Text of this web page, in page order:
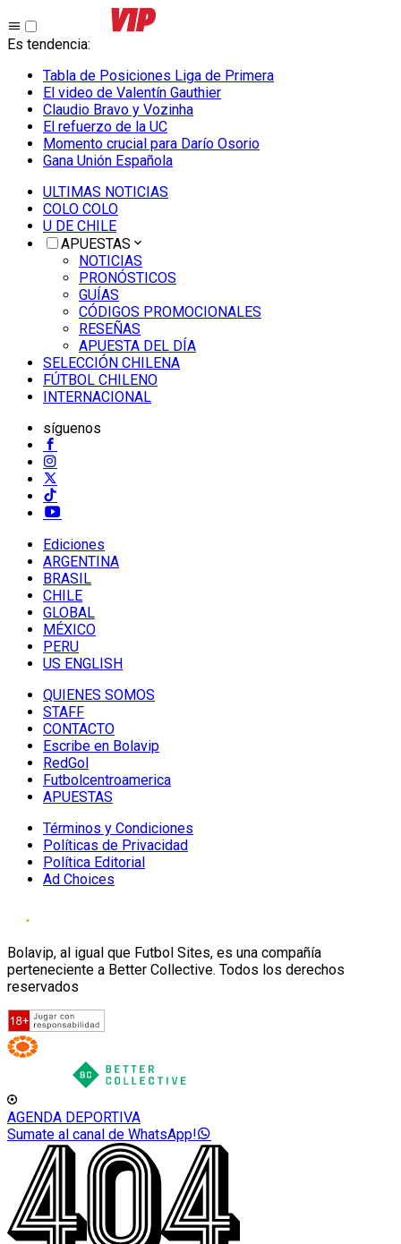
Es tendencia:
Tabla de Posiciones Liga de Primera
El video de Valentín Gauthier
Claudio Bravo y Vozinha
El refuerzo de la UC
Momento crucial para Darío Osorio
Gana Unión Española
ULTIMAS NOTICIAS
COLO COLO
U DE CHILE
APUESTAS
NOTICIAS
PRONÓSTICOS
GUÍAS
CÓDIGOS PROMOCIONALES
RESEÑAS
APUESTA DEL DÍA
SELECCIÓN CHILENA
FÚTBOL CHILENO
INTERNACIONAL
síguenos
Ediciones
ARGENTINA
BRASIL
CHILE
GLOBAL
MÉXICO
PERU
US ENGLISH
QUIENES SOMOS
STAFF
CONTACTO
Escribe en Bolavip
RedGol
Futbolcentroamerica
APUESTAS
Términos y Condiciones
Políticas de Privacidad
Política Editorial
Ad Choices
Bolavip, al igual que Futbol Sites, es una compañía
perteneciente a Better Collective. Todos los derechos
reservados
AGENDA DEPORTIVA
Sumate al canal de WhatsApp!